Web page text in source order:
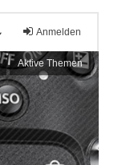
Anmelden
Aktive Themen